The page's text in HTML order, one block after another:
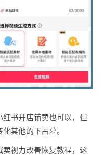
书开店铺卖也可以，但
其他的下古墓。
视力改善恢复教程，这